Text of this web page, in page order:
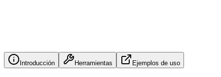
Introducción Herramientas Ejemplos de uso